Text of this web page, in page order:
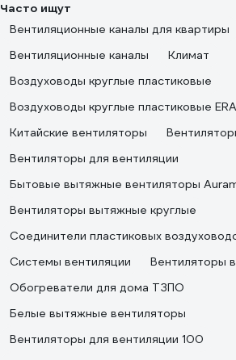
Часто ищут
Вентиляционные каналы для квартиры
Вентиляционные каналы
Климат
Воздуховоды круглые пластиковые
Воздуховоды круглые пластиковые ERA
Китайские вентиляторы
Вентиляторы для вентиляции
Бытовые вытяжные вентиляторы
Вентиляторы вытяжные круглые
Соединители пластиковых
Системы вентиляции
Вентиляторы
Обогреватели для дома ТЗПО
Белые вытяжные вентиляторы
Вентиляторы для вентиляции 100